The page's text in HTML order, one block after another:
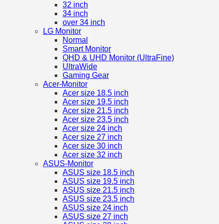
32 inch
34 inch
over 34 inch
LG Monitor
Normal
Smart Monitor
QHD & UHD Monitor (UltraFine)
UltraWide
Gaming Gear
Acer-Monitor
Acer size 18.5 inch
Acer size 19.5 inch
Acer size 21.5 inch
Acer size 23.5 inch
Acer size 24 inch
Acer size 27 inch
Acer size 30 inch
Acer size 32 inch
ASUS-Monitor
ASUS size 18.5 inch
ASUS size 19.5 inch
ASUS size 21.5 inch
ASUS size 23.5 inch
ASUS size 24 inch
ASUS size 27 inch